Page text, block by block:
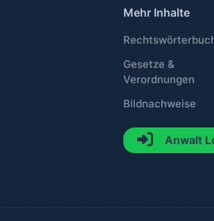
Mehr Inhalte
Gesetze &
Verordnungen
Bildnachweise
Anwalt